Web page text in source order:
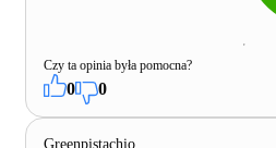
Czy ta opinia była pomocna?
0 0
Greenpistachio